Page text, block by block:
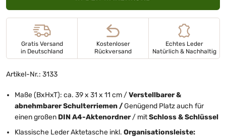
Gratis Versand
in Deutschland
Kostenloser
Rückversand
Echtes Leder
Natürlich & Nachhaltig
Artikel-Nr.: 3133
Maße (BxHxT): ca. 39 x 31 x 11 cm /Verstellbarer &
abnehmbarer Schulterriemen /Genügend Platz auch für
einen großen DIN A4-Aktenordner/ mitSchloss & Schlüssel
Klassische Leder Aktetasche inkl. Organisationsleiste: